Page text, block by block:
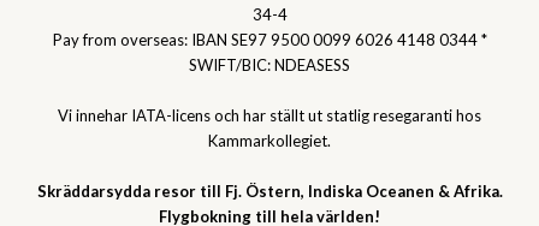
34-4
Pay from overseas: IBAN SE97 9500 0099 6026 4148 0344 *
SWIFT/BIC: NDEASESS
Vi innehar IATA-licens och har ställt ut statlig resegaranti hos
Kammarkollegiet.
Skräddarsydda resor till Fj. Östern, Indiska Oceanen & Afrika.
Flygbokning till hela världen!